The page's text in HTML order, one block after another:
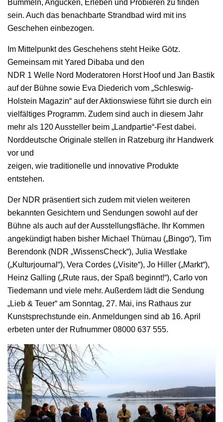
Bummeln, Angucken, Erleben und Probieren zu finden
sein. Auch das benachbarte Strandbad wird mit ins
Geschehen einbezogen.
Im Mittelpunkt des Geschehens steht Heike Götz.
Gemeinsam mit Yared Dibaba und den
NDR 1 Welle Nord Moderatoren Horst Hoof und Jan Bastik
auf der Bühne sowie Eva Diederich vom „Schleswig-
Holstein Magazin“ auf der Aktionswiese führt sie durch ein
vielfältiges Programm. Zudem sind auch in diesem Jahr
mehr als 120 Aussteller beim „Landpartie“-Fest dabei.
Norddeutsche Originale stellen in Ratzeburg ihr Handwerk
vor und
zeigen, wie traditionelle und innovative Produkte
entstehen.
Der NDR präsentiert sich zudem mit vielen weiteren
bekannten Gesichtern und Sendungen sowohl auf der
Bühne als auch auf der Ausstellungsfläche. Ihr Kommen
angekündigt haben bisher Michael Thürnau („Bingo“), Tim
Berendonk (NDR „WissensCheck“), Julia Westlake
(„Kulturjournal“), Vera Cordes („Visite“), Jo Hiller („Markt“),
Heinz Galling („Rute raus, der Spaß beginnt!“), Carlo von
Tiedemann und viele mehr. Außerdem lädt die Sendung
„Lieb & Teuer“ am Sonntag, 27. Mai, ins Rathaus zur
Kunstsprechstunde ein. Anmeldungen sind ab 16. April
erbeten unter der Rufnummer 08000 637 555.